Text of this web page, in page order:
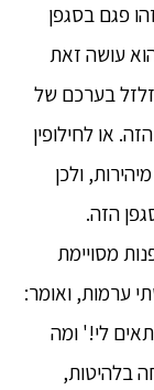
פגם בסגפן
עושה זאת
בערכם של
או לחילופין
ולכן
הזה.
מסויימת
ערמות, ואומר:
לי!' ומה
בלהיטות,